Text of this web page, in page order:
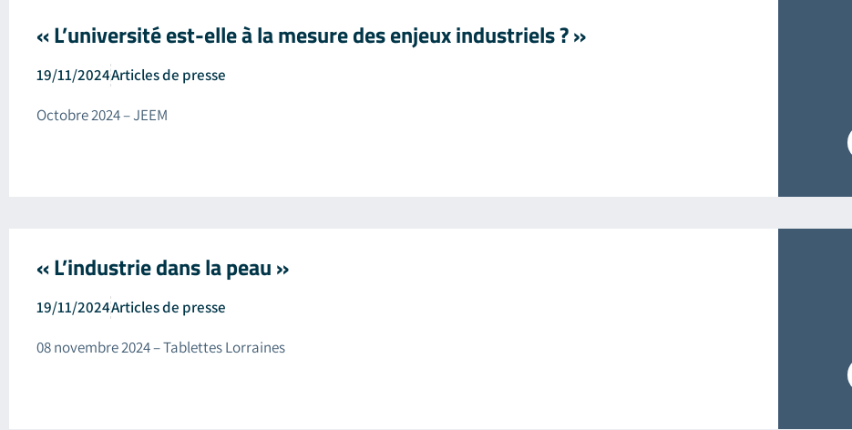
« L’université est-elle à la mesure des enjeux industriels ? »
19/11/2024Articles de presse
Octobre 2024 – JEEM
« L’industrie dans la peau »
19/11/2024Articles de presse
08 novembre 2024 – Tablettes Lorraines